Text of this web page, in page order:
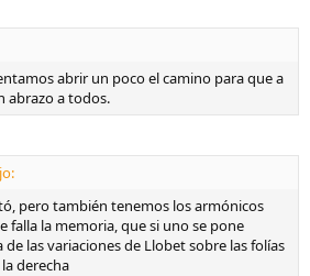
abrir un poco el camino para que a
abrazo a todos.
pero también tenemos los armónicos
falla la memoria, que si uno se pone
las variaciones de Llobet sobre las folías
derecha